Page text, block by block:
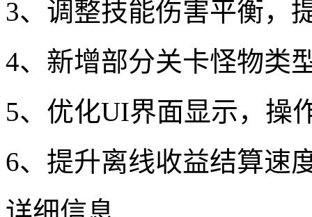
3、调整技能伤害平衡，
4、新增部分关卡怪物类
5、优化UI界面显示，操
6、提升离线收益结算速